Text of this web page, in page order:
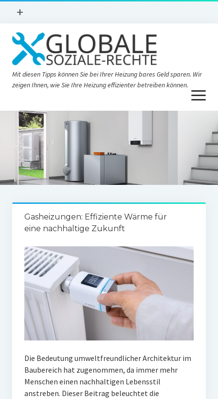
Menü
+
Home
Blog
Mit diesen Tipps können Sie bei Ihrer Heizung bares Geld sparen. Wir
zeigen Ihnen, wie Sie Ihre Heizung effizienter betreiben können.
Menü
öffnen
Gasheizungen: Effiziente Wärme für
eine nachhaltige Zukunft
Die Bedeutung umweltfreundlicher Architektur im
Baubereich hat zugenommen, da immer mehr
Menschen einen nachhaltigen Lebensstil
anstreben. Dieser Beitrag beleuchtet die